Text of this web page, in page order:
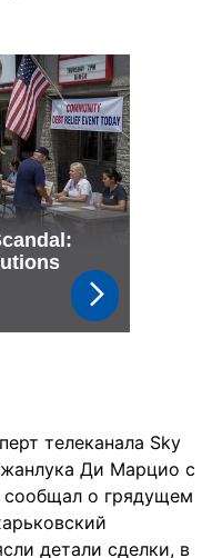
телеканала Sky
Ди Марцио с
сообщал о грядущем
детали сделки, в